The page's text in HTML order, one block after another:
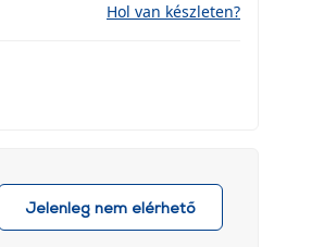
Hol van készleten?
Jelenleg nem elérhető